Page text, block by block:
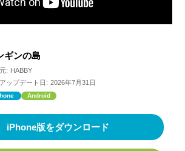
ギンの島
: HABBY
ップデート日: 2026年7月31日
Android
iPhone版をダウンロード